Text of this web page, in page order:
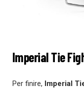
Imperial Tie
Per finire, Imperial